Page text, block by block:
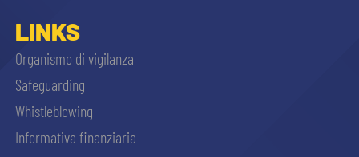
LINKS
Organismo di vigilanza
Safeguarding
Whistleblowing
Informativa finanziaria